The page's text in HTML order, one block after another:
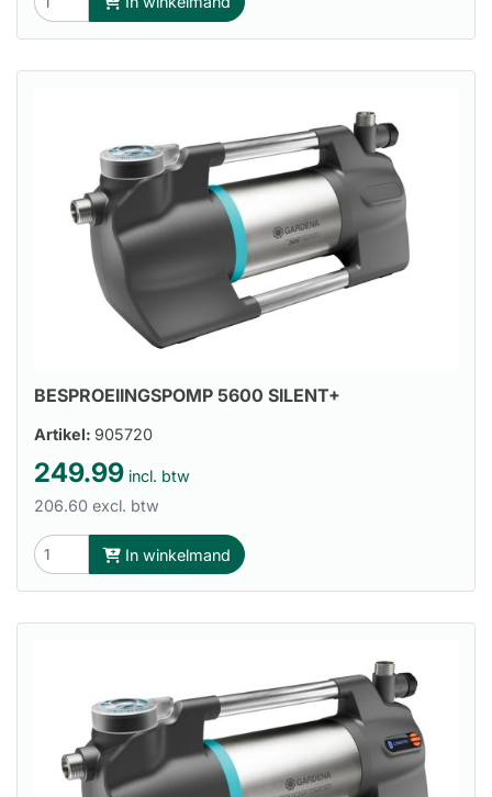
BESPROEIINGSPOMP 5600 SILENT+
Artikel: 905720
249.99 incl. btw
206.60 excl. btw
In winkelmand